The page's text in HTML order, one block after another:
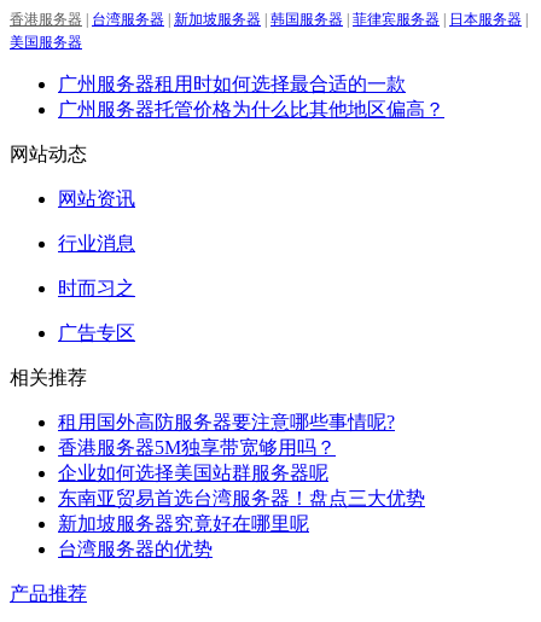
香港服务器 台湾服务器 新加坡服务器 韩国服务器 菲律宾服务器 日本服务器
美国服务器
广州服务器租用时如何选择最合适的一款
广州服务器托管价格为什么比其他地区偏高？
网站动态
网站资讯
行业消息
时而习之
广告专区
相关推荐
租用国外高防服务器要注意哪些事情呢?
香港服务器5M独享带宽够用吗？
企业如何选择美国站群服务器呢
东南亚贸易首选台湾服务器！盘点三大优势
新加坡服务器究竟好在哪里呢
台湾服务器的优势
产品推荐